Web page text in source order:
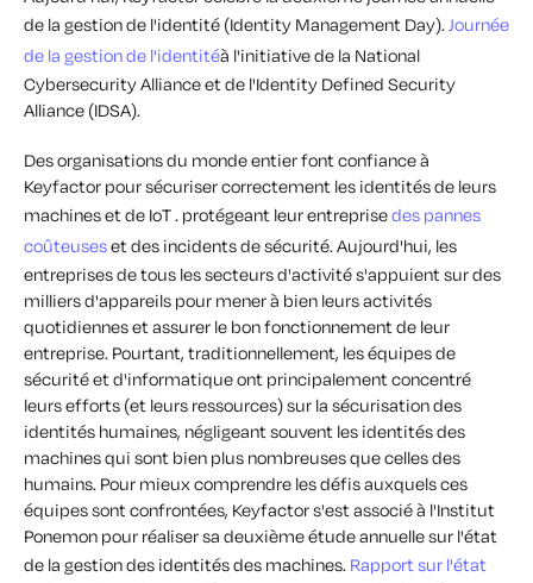
de la gestion de l'identité (Identity Management Day).Journée
de la gestion de l'identitéà l'initiative de la National
Cybersecurity Alliance et de l'Identity Defined Security
Alliance (IDSA).
Des organisations du monde entier font confiance à
Keyfactor pour sécuriser correctement les identités de leurs
machines et de IoT . protégeant leur entreprisedes pannes
coûteuseset des incidents de sécurité. Aujourd'hui, les
entreprises de tous les secteurs d'activité s'appuient sur des
milliers d'appareils pour mener à bien leurs activités
quotidiennes et assurer le bon fonctionnement de leur
entreprise. Pourtant, traditionnellement, les équipes de
sécurité et d'informatique ont principalement concentré
leurs efforts (et leurs ressources) sur la sécurisation des
identités humaines, négligeant souvent les identités des
machines qui sont bien plus nombreuses que celles des
humains. Pour mieux comprendre les défis auxquels ces
équipes sont confrontées, Keyfactor s'est associé à l'Institut
Ponemon pour réaliser sa deuxième étude annuelle sur l'état
de la gestion des identités des machines. Rapport sur l'état